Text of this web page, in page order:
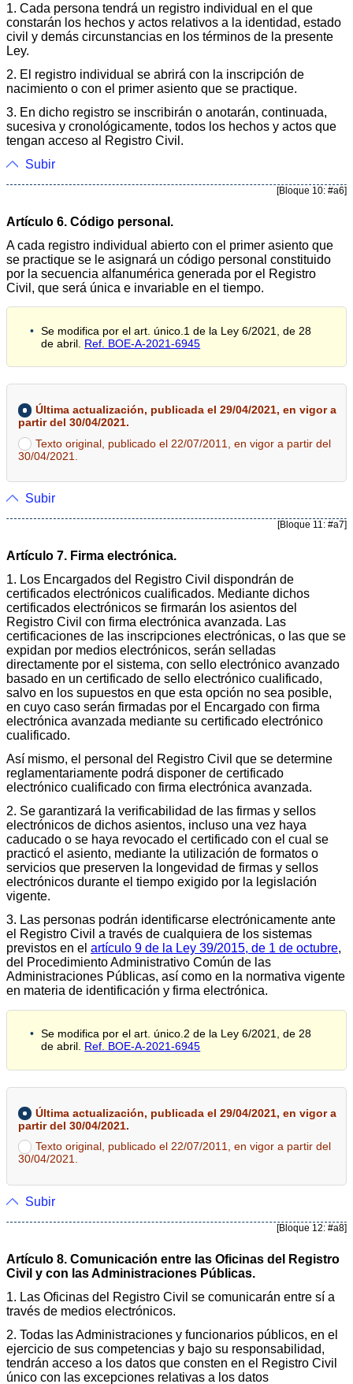
1. Cada persona tendrá un registro individual en el que
constarán los hechos y actos relativos a la identidad, estado
civil y demás circunstancias en los términos de la presente
Ley.
2. El registro individual se abrirá con la inscripción de
nacimiento o con el primer asiento que se practique.
3. En dicho registro se inscribirán o anotarán, continuada,
sucesiva y cronológicamente, todos los hechos y actos que
tengan acceso al Registro Civil.
Subir
[Bloque 10: #a6]
Artículo 6. Código personal.
A cada registro individual abierto con el primer asiento que
se practique se le asignará un código personal constituido
por la secuencia alfanumérica generada por el Registro
Civil, que será única e invariable en el tiempo.
Se modifica por el art. único.1 de la Ley 6/2021, de 28
de abril. Ref. BOE-A-2021-6945
Última actualización, publicada el 29/04/2021, en vigor a
partir del 30/04/2021.
Texto original, publicado el 22/07/2011, en vigor a partir del
30/04/2021.
Subir
[Bloque 11: #a7]
Artículo 7. Firma electrónica.
1. Los Encargados del Registro Civil dispondrán de
certificados electrónicos cualificados. Mediante dichos
certificados electrónicos se firmarán los asientos del
Registro Civil con firma electrónica avanzada. Las
certificaciones de las inscripciones electrónicas, o las que se
expidan por medios electrónicos, serán selladas
directamente por el sistema, con sello electrónico avanzado
basado en un certificado de sello electrónico cualificado,
salvo en los supuestos en que esta opción no sea posible,
en cuyo caso serán firmadas por el Encargado con firma
electrónica avanzada mediante su certificado electrónico
cualificado.
Así mismo, el personal del Registro Civil que se determine
reglamentariamente podrá disponer de certificado
electrónico cualificado con firma electrónica avanzada.
2. Se garantizará la verificabilidad de las firmas y sellos
electrónicos de dichos asientos, incluso una vez haya
caducado o se haya revocado el certificado con el cual se
practicó el asiento, mediante la utilización de formatos o
servicios que preserven la longevidad de firmas y sellos
electrónicos durante el tiempo exigido por la legislación
vigente.
3. Las personas podrán identificarse electrónicamente ante
el Registro Civil a través de cualquiera de los sistemas
previstos en el artículo 9 de la Ley 39/2015, de 1 de octubre,
del Procedimiento Administrativo Común de las
Administraciones Públicas, así como en la normativa vigente
en materia de identificación y firma electrónica.
Se modifica por el art. único.2 de la Ley 6/2021, de 28
de abril. Ref. BOE-A-2021-6945
Última actualización, publicada el 29/04/2021, en vigor a
partir del 30/04/2021.
Texto original, publicado el 22/07/2011, en vigor a partir del
30/04/2021.
Subir
[Bloque 12: #a8]
Artículo 8. Comunicación entre las Oficinas del Registro
Civil y con las Administraciones Públicas.
1. Las Oficinas del Registro Civil se comunicarán entre sí a
través de medios electrónicos.
2. Todas las Administraciones y funcionarios públicos, en el
ejercicio de sus competencias y bajo su responsabilidad,
tendrán acceso a los datos que consten en el Registro Civil
único con las excepciones relativas a los datos